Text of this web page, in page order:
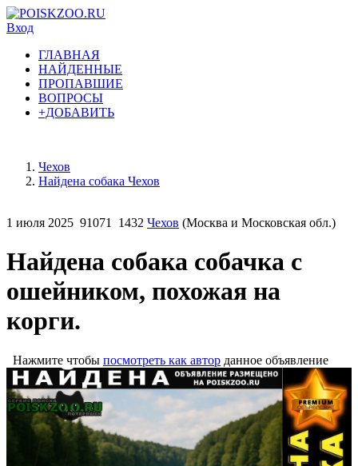
Вход
ГЛАВНАЯ
НАЙДЕННЫЕ
ПРОПАВШИЕ
ВОПРОСЫ
+ДОБАВИТЬ
Чехов
Найдена собака Чехов
1 июля 2025 91071 1432 Чехов (Москва и Московская обл.)
Найдена собака собачка с
ошейником, похожая на
корги.
Нажмите чтобы посмотреть как автор данное объявление